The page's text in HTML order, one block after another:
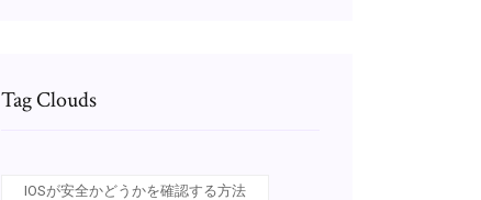
Tag Clouds
IOSが安全かどうかを確認する方法